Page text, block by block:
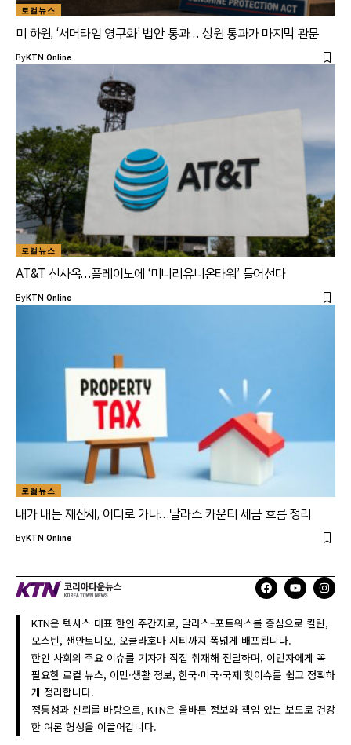
로컬뉴스
미 하원, ‘서머타임 영구화’ 법안 통과… 상원 통과가 마지막 관문
ByKTN Online
로컬뉴스
AT&T 신사옥…플레이노에 ‘미니리유니온타워’ 들어선다
ByKTN Online
로컬뉴스
내가 내는 재산세, 어디로 가나…달라스 카운티 세금 흐름 정리
ByKTN Online
KTN은 텍사스 대표 한인 주간지로, 달라스–포트워스를 중심으로 킬린,
오스틴, 샌안토니오, 오클라호마 시티까지 폭넓게 배포됩니다.
한인 사회의 주요 이슈를 기자가 직접 취재해 전달하며, 이민자에게 꼭
필요한 로컬 뉴스, 이민·생활 정보, 한국·미국·국제 핫이슈를 쉽고 정확하
게 정리합니다.
정통성과 신뢰를 바탕으로, KTN은 올바른 정보와 책임 있는 보도로 건강
한 여론 형성을 이끌어갑니다.